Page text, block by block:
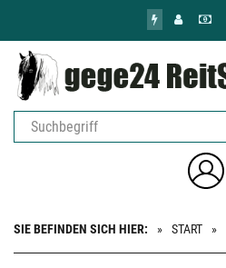
springen
SIE BEFINDEN SICH HIER: START